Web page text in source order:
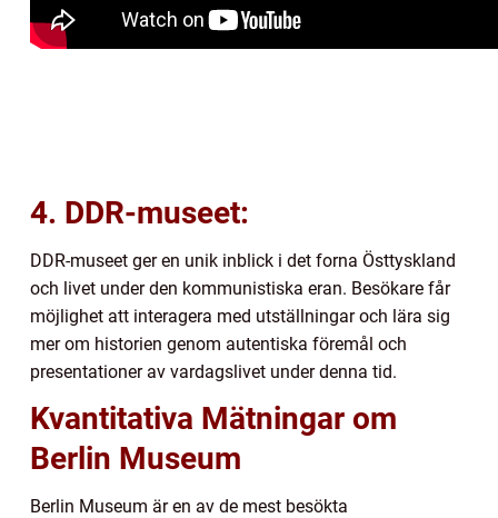
4. DDR-museet:
DDR-museet ger en unik inblick i det forna Östtyskland
och livet under den kommunistiska eran. Besökare får
möjlighet att interagera med utställningar och lära sig
mer om historien genom autentiska föremål och
presentationer av vardagslivet under denna tid.
Kvantitativa Mätningar om
Berlin Museum
Berlin Museum är en av de mest besökta